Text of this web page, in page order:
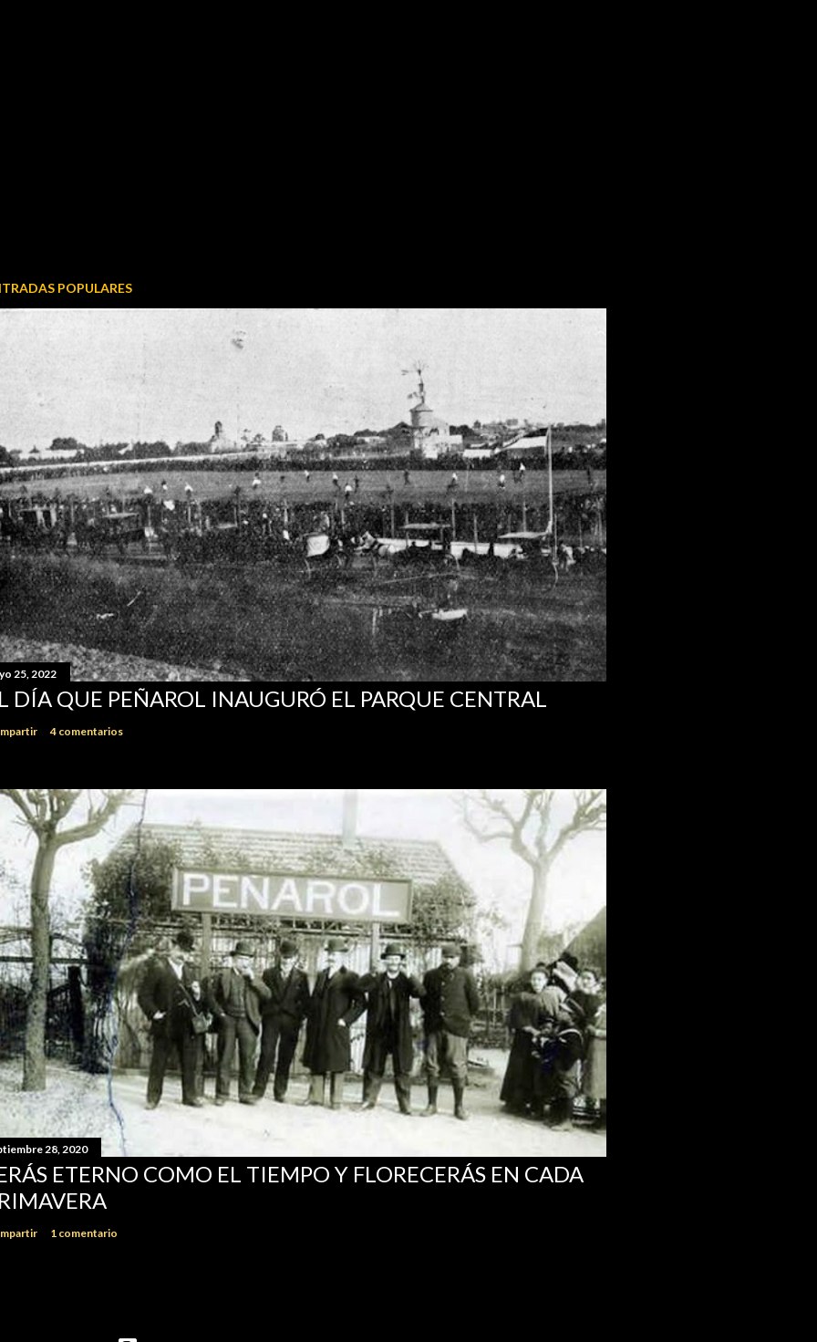
POPULARES
25, 2022
DÍA QUE PEÑAROL INAUGURÓ EL PARQUE CENTRAL
4 comentarios
28, 2020
ETERNO COMO EL TIEMPO Y FLORECERÁS EN CADA
1 comentario